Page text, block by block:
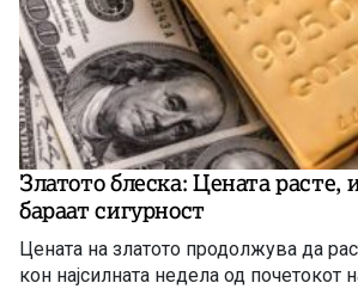
Златото блеска: Цената расте,
бараат сигурност
Цената на златото продолжува да
кон најсилната недела од почетокот